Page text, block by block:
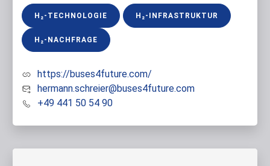
H₂-TECHNOLOGIE H₂-INFRASTRUKTUR
H₂-NACHFRAGE
https://buses4future.com/
hermann.schreier@buses4future.com
+49 441 50 54 90